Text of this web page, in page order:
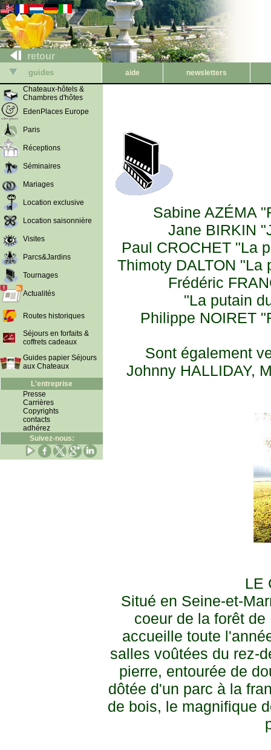
retour
guides aide
newsletters
Chateaux-hôtels &
Chambres d'hôtes
EdenPlaces Europe
Paris
Réceptions
Séminaires
Mariages
Location exclusive
Location saisonnière
Visites
Parcs&Jardins
Tournages
Actualités
Routes historiques
Séjours en forfaits &
coffrets cadeaux
Guides papier Séjours
aux Chateaux
L'entreprise
Presse
Carrières
Copyrights
contacts
adhérez
Suivez-nous:
Sabine AZÉMA
Jane BIRKIN
Paul CROCHET "La
Thimoty DALTON "La
Frédéric
"La putain
Philippe NOIRET
Sont également
Johnny HALLIDAY,
LE
Situé en Seine-et-
coeur de la forêt
accueille toute
salles voûtées du rez-
pierre, entourée de
dôtée d'un parc à la
de bois, le magnifique